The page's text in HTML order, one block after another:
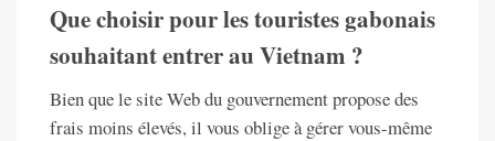
Que choisir pour les touristes gabonais
souhaitant entrer au Vietnam ?
Bien que le site Web du gouvernement propose des
frais moins élevés, il vous oblige à gérer vous-même